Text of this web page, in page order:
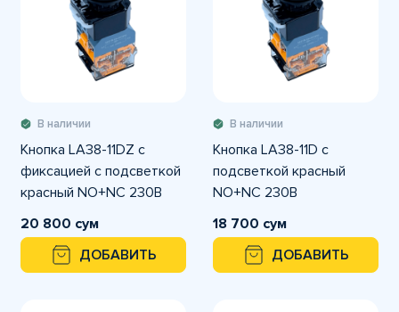
В наличии
Кнопка LA38-11DZ с
фиксацией с подсветкой
красный NO+NC 230В
20 800 сум
ДОБАВИТЬ
В наличии
Кнопка LA38-11D с
подсветкой красный
NO+NC 230В
18 700 сум
ДОБАВИТЬ